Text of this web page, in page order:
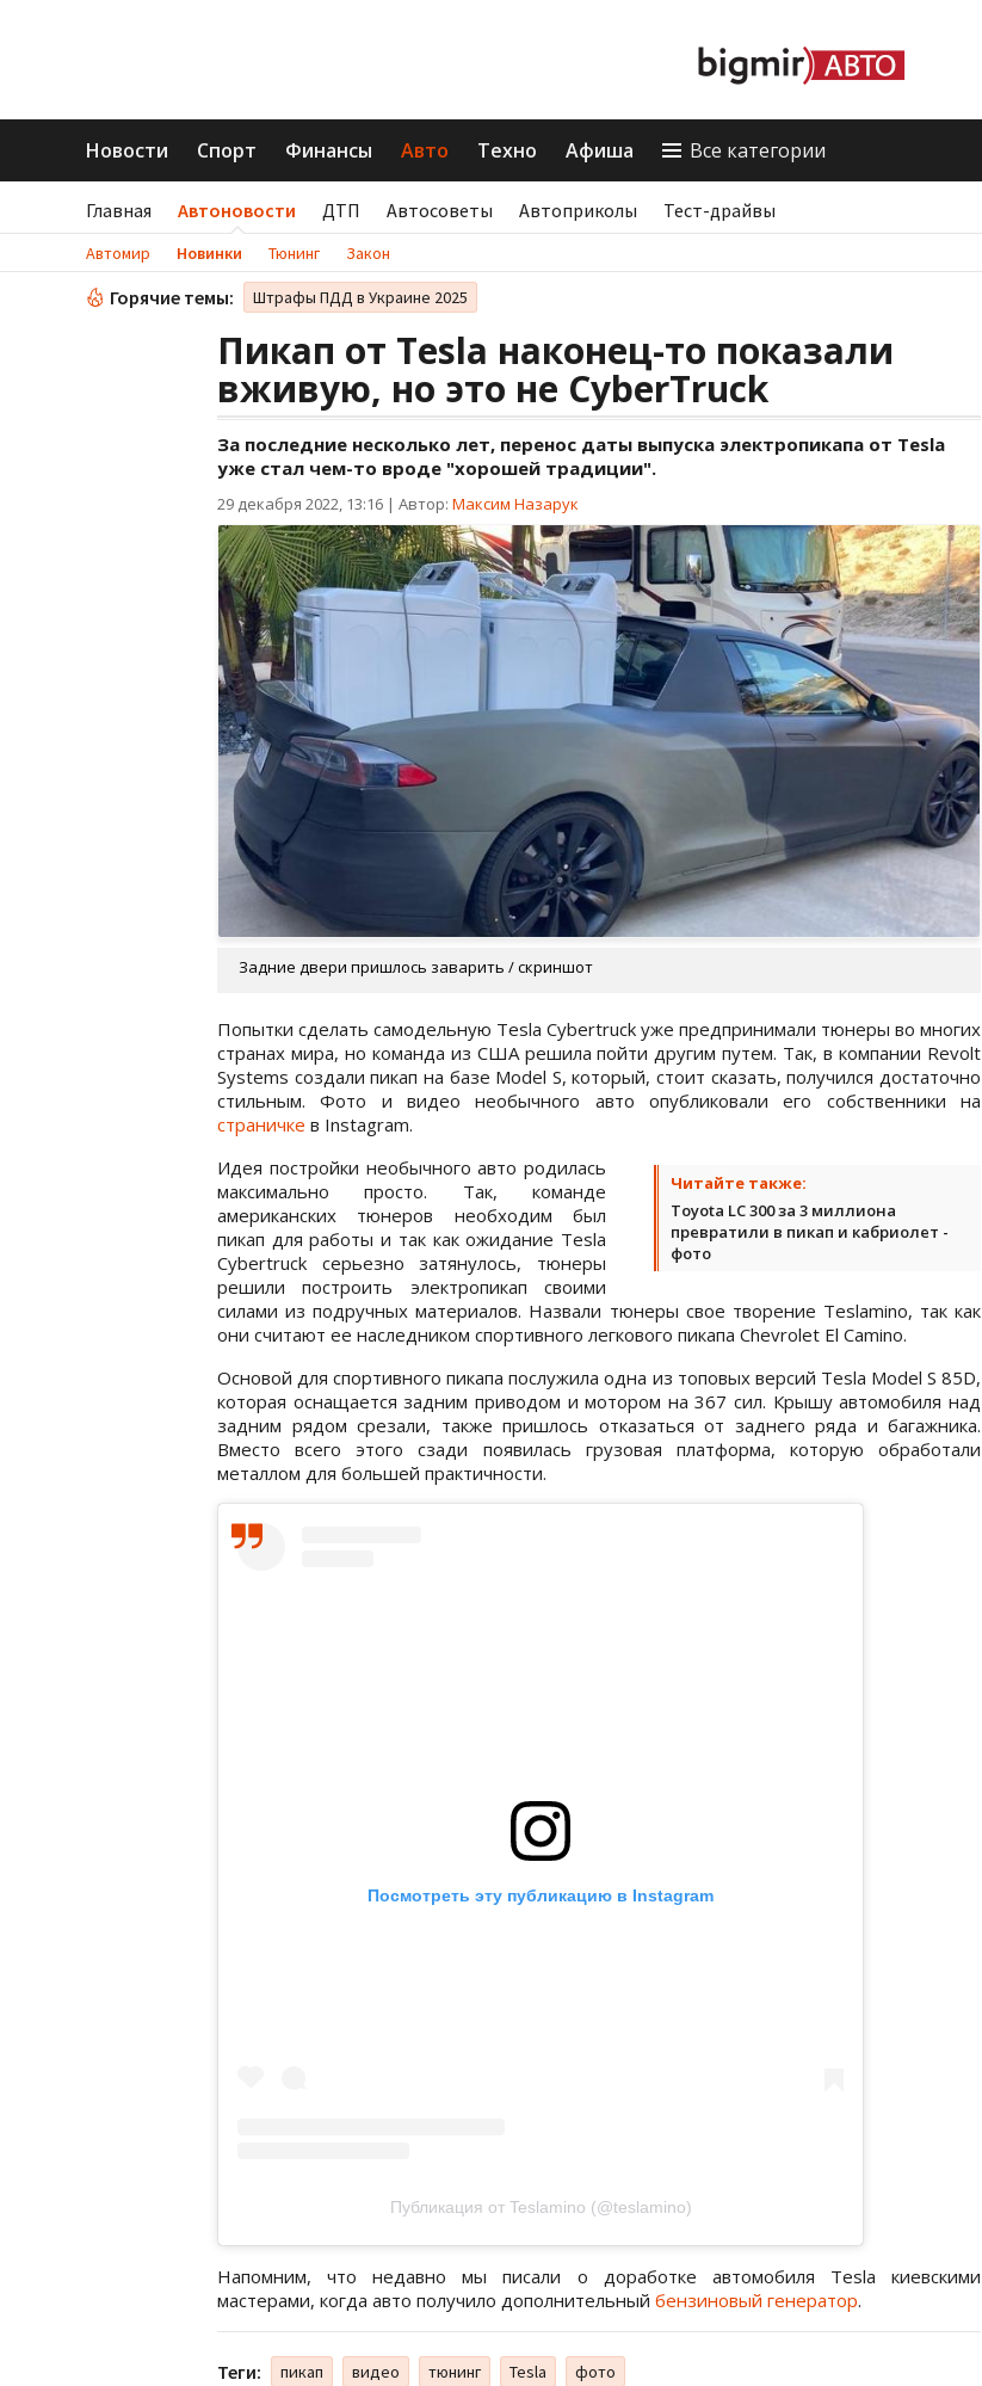
Новости Спорт Финансы Авто Техно Афиша Все категории
Главная Автоновости ДТП Автосоветы Автоприколы Тест-драйвы
Автомир Новинки Тюнинг Закон
Горячие темы: Штрафы ПДД в Украине 2025
Пикап от Tesla наконец-то показали
вживую, но это не CyberTruck
За последние несколько лет, перенос даты выпуска электропикапа от Tesla
уже стал чем-то вроде "хорошей традиции".
29 декабря 2022, 13:16 | Автор: Максим Назарук
Задние двери пришлось заварить / скриншот
Попытки сделать самодельную Tesla Cybertruck уже предпринимали тюнеры во многих
странах мира, но команда из США решила пойти другим путем. Так, в компании Revolt
Systems создали пикап на базе Model S, который, стоит сказать, получился достаточно
стильным. Фото и видео необычного авто опубликовали его собственники на
страничке в Instagram.
Читайте также:
Toyota LC 300 за 3 миллиона
превратили в пикап и кабриолет -
фото
Идея постройки необычного авто родилась
максимально просто. Так, команде
американских тюнеров необходим был
пикап для работы и так как ожидание Tesla
Cybertruck серьезно затянулось, тюнеры
решили построить электропикап своими
силами из подручных материалов. Назвали тюнеры свое творение Teslamino, так как
они считают ее наследником спортивного легкового пикапа Chevrolet El Camino.
Основой для спортивного пикапа послужила одна из топовых версий Tesla Model S 85D,
которая оснащается задним приводом и мотором на 367 сил. Крышу автомобиля над
задним рядом срезали, также пришлось отказаться от заднего ряда и багажника.
Вместо всего этого сзади появилась грузовая платформа, которую обработали
металлом для большей практичности.
Посмотреть эту публикацию в Instagram
Публикация от Teslamino (@teslamino)
Напомним, что недавно мы писали о доработке автомобиля Tesla киевскими
мастерами, когда авто получило дополнительный бензиновый генератор.
Теги: пикап видео тюнинг Tesla фото